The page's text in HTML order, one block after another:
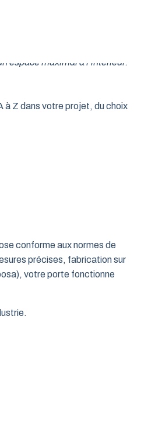
espace maximal à l’intérieur.
à Z dans votre projet, du choix
conforme aux normes de
précises, fabrication sur
votre porte fonctionne